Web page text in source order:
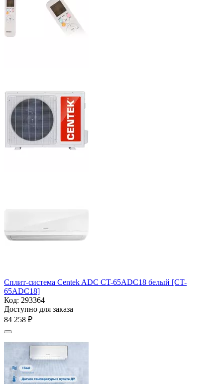
Сплит-система Centek ADC CT-65ADC18 белый [CT-
65ADC18]
Код: 293364
Доступно для заказа
84 258 ₽